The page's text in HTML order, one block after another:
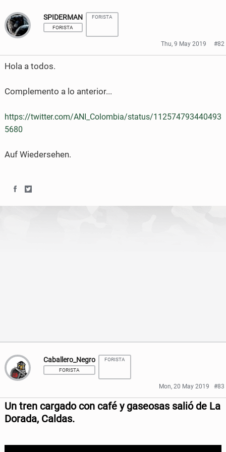
SPIDERMAN
FORISTA
FORISTA
Thu, 9 May 2019 #82
Hola a todos.
Complemento a lo anterior...
https://twitter.com/ANI_Colombia/status/112574793440493
5680
Auf Wiedersehen.
c
e
o
k
i
t
e
Caballero_Negro
FORISTA
FORISTA
Mon, 20 May 2019 #83
Un tren cargado con café y gaseosas salió de La
Dorada, Caldas.